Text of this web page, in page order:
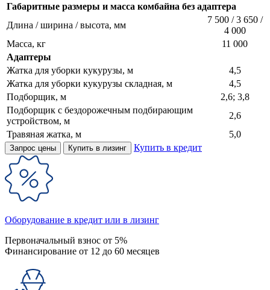
Габаритные размеры и масса комбайна без адаптера
Длина / ширина / высота, мм
7 500 / 3 650 /
4 000
Масса, кг
11 000
Адаптеры
Жатка для уборки кукурузы, м
4,5
Жатка для уборки кукурузы складная, м
4,5
Подборщик, м
2,6; 3,8
Подборщик с бездорожечным подбирающим
устройством, м
2,6
Травяная жатка, м
5,0
Запрос цены Купить в лизинг Купить в кредит
Оборудование в кредит или в лизинг
Первоначальный взнос от 5%
Финансирование от 12 до 60 месяцев